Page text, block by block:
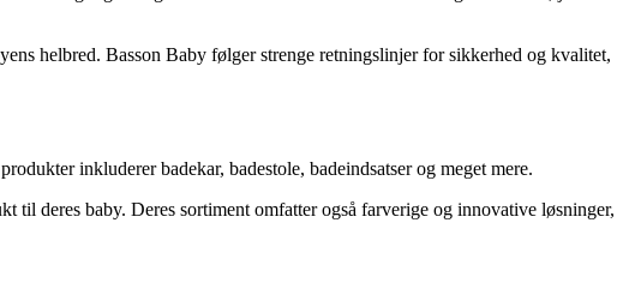
helbred. Basson Baby følger strenge retningslinjer for sikkerhed og kvalitet,
inkluderer badekar, badestole, badeindsatser og meget mere.
deres baby. Deres sortiment omfatter også farverige og innovative løsninger,